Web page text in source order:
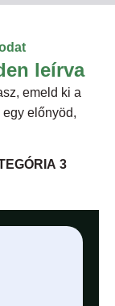
leírva
emeld ki a
előnyöd,
3